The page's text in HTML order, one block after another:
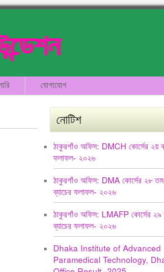
যোগাযোগ
নোটিশ
ঠাকুরগাঁও অফিস: DMCH কোর্সের ২য়
ফলাফল- ২০২৬
ঠাকুরগাঁও অফিস: DMA কোর্সের ২৮ তম
ব্যাচের ফলাফল- ২০২৬
ঠাকুরগাঁও অফিস: LMAFP কোর্সের
ব্যাচের ফলাফল- ২০২৬
Dhaka Institute of Advanced
Paramedical Technology,